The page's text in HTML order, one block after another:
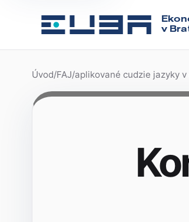
v
Úvod/FAJ/aplikované cudzie jazyky